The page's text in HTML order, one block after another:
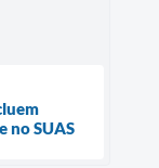
no SUAS